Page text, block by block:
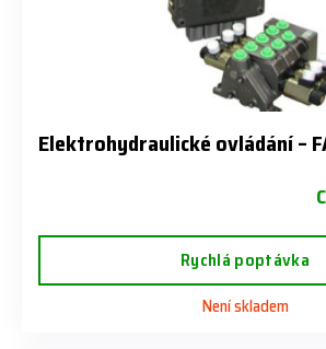
Elektrohydraulické ovládání –
Rychlá poptávka
Není skladem